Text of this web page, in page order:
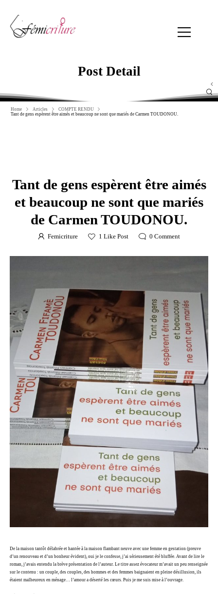
Post Detail
Home Articles
COMPTE RENDU
Tant de gens espèrent être aimés et beaucoup ne sont que mariés de Carmen TOUDONOU.
Tant de gens espèrent être aimés
et beaucoup ne sont que mariés
de Carmen TOUDONOU.
Femicriture 1 Like Post 0 Comment
De la maison tantôt délabrée et hantée à la maison flambant neuve avec une femme en gestation (preuve
d’un renouveau et d’un bonheur évident), oui je le confesse, j’ai sérieusement été bluffée. Avant de lire le
roman, j’avais entendu la brève présentation de l’auteur. Le titre assez évocateur m’avait un peu renseignée
sur le contenu : un couple, des couples, des hommes et des femmes baignaient en pleine désillusion, ils
étaient malheureux en ménage… l’amour a déserté les cœurs. Puis je me suis mise à l’ouvrage.